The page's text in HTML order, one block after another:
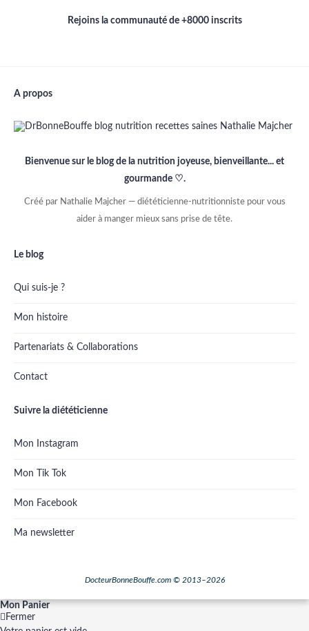
Rejoins la communauté de +8000 inscrits
A propos
Bienvenue sur le blog de la nutrition joyeuse, bienveillante... et
gourmande ♡.
Créé par Nathalie Majcher — diététicienne-nutritionniste pour vous
aider à manger mieux sans prise de tête.
Le blog
Qui suis-je ?
Mon histoire
Partenariats & Collaborations
Contact
Suivre la diététicienne
Mon Instagram
Mon Tik Tok
Mon Facebook
Ma newsletter
DocteurBonneBouffe.com © 2013–2026
Mon Panier
Fermer